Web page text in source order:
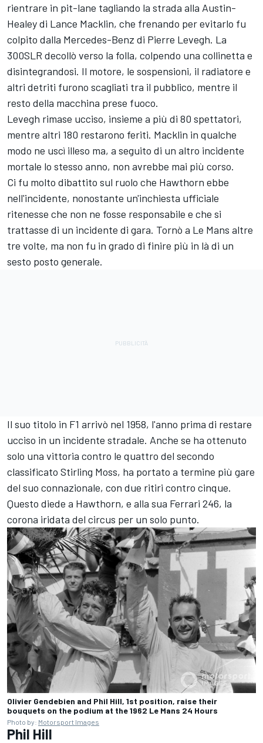
rientrare in pit-lane tagliando la strada alla Austin-
Healey di Lance Macklin, che frenando per evitarlo fu
colpito dalla Mercedes-Benz di Pierre Levegh. La
300SLR decollò verso la folla, colpendo una collinetta e
disintegrandosi. Il motore, le sospensioni, il radiatore e
altri detriti furono scagliati tra il pubblico, mentre il
resto della macchina prese fuoco.
Levegh rimase ucciso, insieme a più di 80 spettatori,
mentre altri 180 restarono feriti. Macklin in qualche
modo ne uscì illeso ma, a seguito di un altro incidente
mortale lo stesso anno, non avrebbe mai più corso.
Ci fu molto dibattito sul ruolo che Hawthorn ebbe
nell'incidente, nonostante un'inchiesta ufficiale
ritenesse che non ne fosse responsabile e che si
trattasse di un incidente di gara. Tornò a Le Mans altre
tre volte, ma non fu in grado di finire più in là di un
sesto posto generale.
Il suo titolo in F1 arrivò nel 1958, l'anno prima di restare
ucciso in un incidente stradale. Anche se ha ottenuto
solo una vittoria contro le quattro del secondo
classificato Stirling Moss, ha portato a termine più gare
del suo connazionale, con due ritiri contro cinque.
Questo diede a Hawthorn, e alla sua Ferrari 246, la
corona iridata del circus per un solo punto.
Olivier Gendebien and Phil Hill, 1st position, raise their
bouquets on the podium at the 1962 Le Mans 24 Hours
Photo by: Motorsport Images
Phil Hill